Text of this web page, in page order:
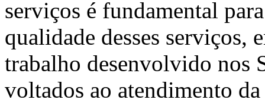
serviços é fundamental
qualidade desses serviços,
trabalho desenvolvido nos
voltados ao atendimento